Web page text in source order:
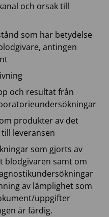
och orsak till
som har betydelse
antingen
och resultat från
produkter av det
leveransen
som gjorts av
blodgivaren samt om
av lämplighet som
uppgifter
är färdig.